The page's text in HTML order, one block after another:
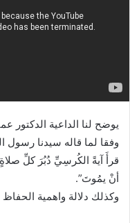
يوضح لنا الداعية
وفقا لما قاله سيدنا رسول
قرأَ آيةً الكُرسِيِّ دُبُرَ كلِّ
أنْ يمُوتَ”.
وكذلك دلالة واهمية